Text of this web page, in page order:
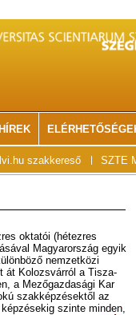
szakkereső SZTE
HÍREK
oktatói (hétezres
Magyarország egyik
nemzetközi
át Kolozsvárról a Tisza-
a Mezőgazdasági Kar
szakképzésektől az
szinte minden,